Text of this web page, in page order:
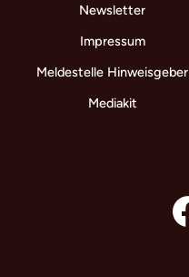
Newsletter
Impressum
Meldestelle Hinweisgeber
Mediakit